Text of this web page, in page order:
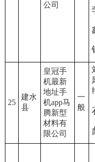
公司
25
建水
县
皇冠手
机最新
地址手
机app马
腾新型
材料有
限公司
一
般